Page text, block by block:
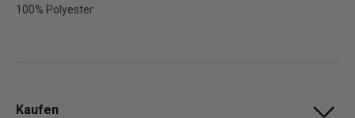
100% Polyester
Kaufen